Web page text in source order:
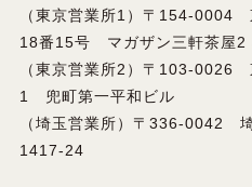
（東京営業所1）〒154-0004
18番15号 マガザン三軒茶屋2
（東京営業所2）〒103-0026
1 兜町第一平和ビル
（埼玉営業所）〒336-0042
1417-24